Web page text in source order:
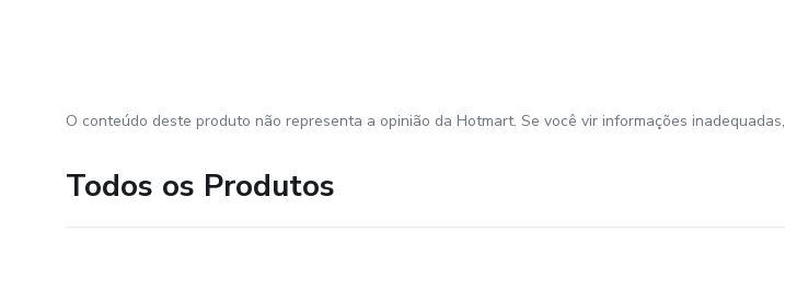
O conteúdo deste produto não representa a opinião da Hotmart. Se você vir informações inadequadas,
Todos os Produtos